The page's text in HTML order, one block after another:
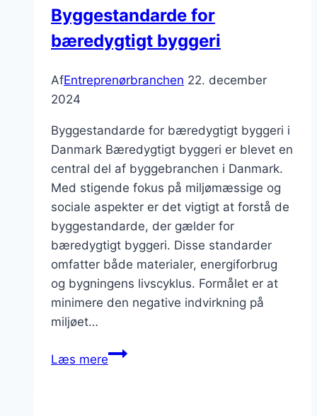
resultat
Byggestandarde for
bæredygtigt byggeri
AfEntreprenørbranchen 22. december
2024
Byggestandarde for bæredygtigt byggeri i
Danmark Bæredygtigt byggeri er blevet en
central del af byggebranchen i Danmark.
Med stigende fokus på miljømæssige og
sociale aspekter er det vigtigt at forstå de
byggestandarde, der gælder for
bæredygtigt byggeri. Disse standarder
omfatter både materialer, energiforbrug
og bygningens livscyklus. Formålet er at
minimere den negative indvirkning på
miljøet…
Læs mereByggestandarde